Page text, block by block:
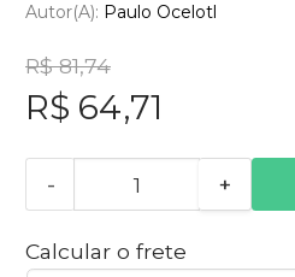
Autor(a): Paulo Ocelotl
R$ 81,74
R$ 64,71
- +
Calcular o frete